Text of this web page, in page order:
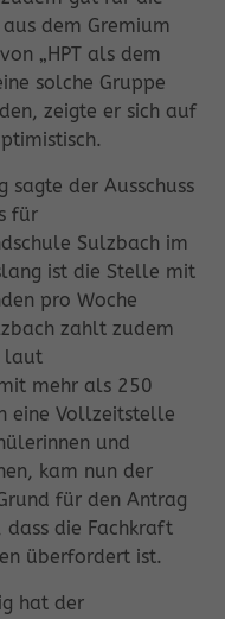
dem Gremium
„HPT als dem
solche Gruppe
zeigte er sich auf
sagte der Ausschuss
für
Sulzbach im
ist die Stelle mit
pro Woche
zahlt zudem
laut
mehr als 250
eine Vollzeitstelle
und
kam nun der
für den Antrag
dass die Fachkraft
überfordert ist.
hat der